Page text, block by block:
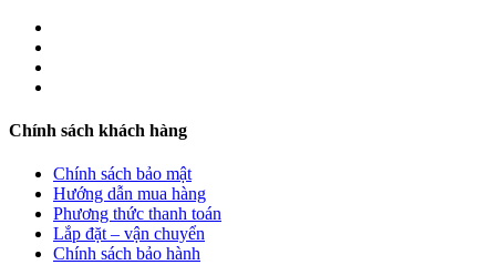
Chính sách khách hàng
Chính sách bảo mật
Hướng dẫn mua hàng
Phương thức thanh toán
Lắp đặt – vận chuyển
Chính sách bảo hành